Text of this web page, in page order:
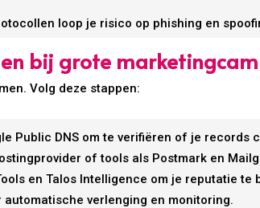
loop je risico op phishing en
bij grote
Volg deze stappen:
Public DNS om te verifiëren of je records
of tools als Postmark en
en Talos Intelligence om je reputatie te
automatische verlenging en monitoring.